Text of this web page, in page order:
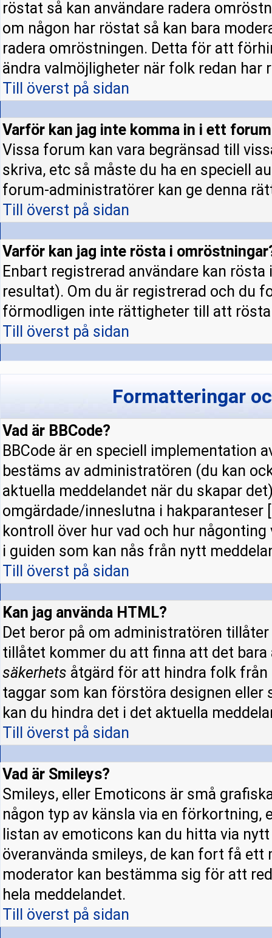
röstat så kan användare radera
om någon har röstat så kan bara
radera omröstningen. Detta för att
ändra valmöjligheter när folk redan har
Till överst på sidan
Varför kan jag inte komma in i ett
Vissa forum kan vara begränsad till
skriva, etc så måste du ha en speciell
forum-administratörer kan ge denna
Till överst på sidan
Varför kan jag inte rösta i
Enbart registrerad användare kan
resultat). Om du är registrerad och du
förmodligen inte rättigheter till att
Till överst på sidan
Formatteringar
Vad är BBCode?
BBCode är en speciell implementation
bestäms av administratören (du kan
aktuella meddelandet när du skapar
omgärdade/inneslutna i hakparanteser
kontroll över hur vad och hur
i guiden som kan nås från nytt
Till överst på sidan
Kan jag använda HTML?
Det beror på om administratören
tillåtet kommer du att finna att det
säkerhets åtgärd för att hindra folk
taggar som kan förstöra designen eller
kan du hindra det i det aktuella
Till överst på sidan
Vad är Smileys?
Smileys, eller Emoticons är små
någon typ av känsla via en förkortning,
listan av emoticons kan du hitta via
överanvända smileys, de kan fort få
moderator kan bestämma sig för att
hela meddelandet.
Till överst på sidan